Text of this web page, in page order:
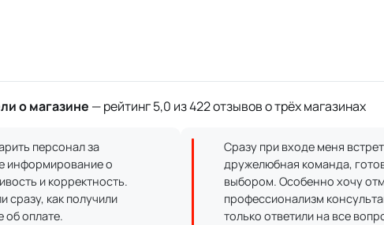
о магазине — рейтинг 5,0 из 422 отзывов о трёх магазинах
персонал за
информирование о
и корректность.
сразу, как получили
об оплате.
Сразу при входе меня
дружелюбная команда,
выбором. Особенно хочу
профессионализм
только ответили на все